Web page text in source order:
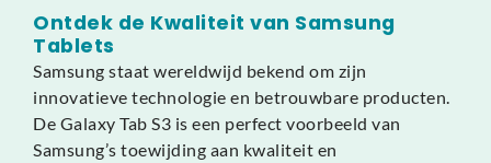
Ontdek de Kwaliteit van Samsung
Tablets
Samsung staat wereldwijd bekend om zijn
innovatieve technologie en betrouwbare producten.
De Galaxy Tab S3 is een perfect voorbeeld van
Samsung’s toewijding aan kwaliteit en